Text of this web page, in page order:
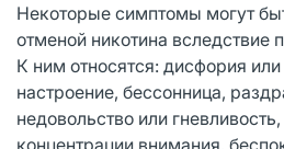
Некоторые симптомы могут
отменой никотина вследствие
К ним относятся: дисфория
настроение, бессонница,
недовольство или
концентрации внимания,